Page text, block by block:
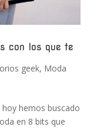
con los que te
geek, Moda
hemos buscado
en 8 bits que